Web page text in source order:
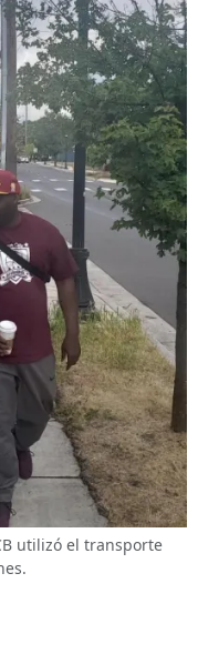
utilizó el transporte